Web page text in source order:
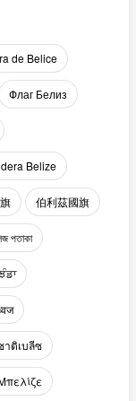
de Belice
Флаг Белиз
Belize
伯利茲國旗
পতাকা
าติเบลีซ